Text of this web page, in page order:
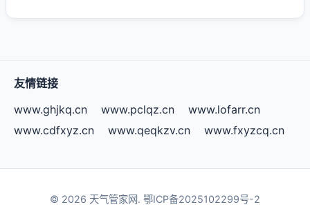
友情链接
www.ghjkq.cn
www.pclqz.cn
www.lofarr.cn
www.cdfxyz.cn
www.qeqkzv.cn www.fxyzcq.cn
© 2026 天气管家网. 鄂ICP备2025102299号-2